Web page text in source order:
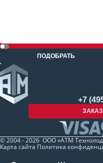
ПОДОБРАТЬ
+7
© 2004 - 2026 ООО «АТМ
Карта сайта Политика